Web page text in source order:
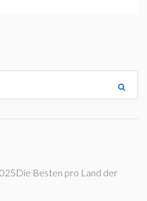
Besten pro Land der